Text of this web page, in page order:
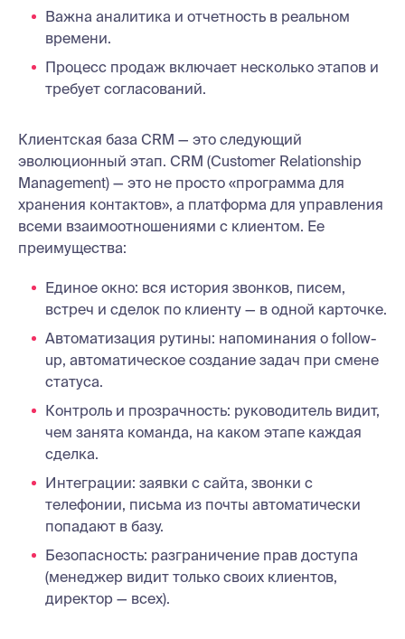
Важна аналитика и отчетность в реальном
времени.
Процесс продаж включает несколько этапов и
требует согласований.
Клиентская база CRM — это следующий
эволюционный этап. CRM (Customer Relationship
Management) — это не просто «программа для
хранения контактов», а платформа для управления
всеми взаимоотношениями с клиентом. Ее
преимущества:
Единое окно: вся история звонков, писем,
встреч и сделок по клиенту — в одной карточке.
Автоматизация рутины: напоминания о follow-
up, автоматическое создание задач при смене
статуса.
Контроль и прозрачность: руководитель видит,
чем занята команда, на каком этапе каждая
сделка.
Интеграции: заявки с сайта, звонки с
телефонии, письма из почты автоматически
попадают в базу.
Безопасность: разграничение прав доступа
(менеджер видит только своих клиентов,
директор — всех).